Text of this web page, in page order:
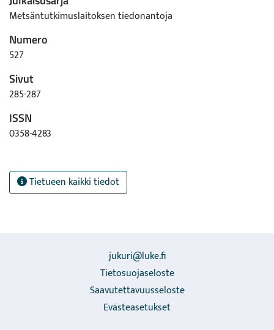
Metsäntutkimuslaitoksen tiedonantoja
Numero
527
Sivut
285-287
ISSN
0358-4283
Tietueen kaikki tiedot
jukuri@luke.fi
Tietosuojaseloste
Saavutettavuusseloste
Evästeasetukset